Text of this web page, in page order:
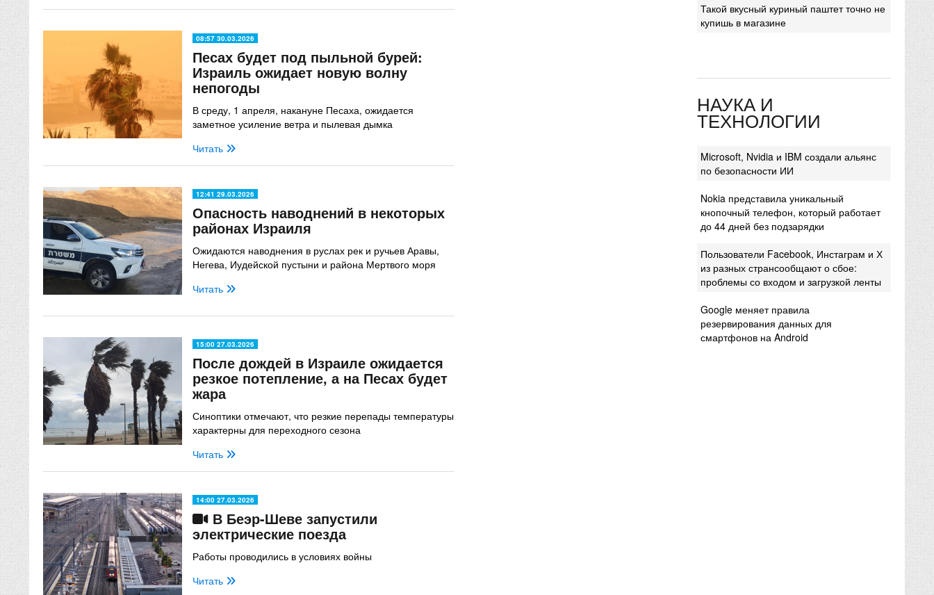
08:57 30.03.2026
Песах будет под пыльной бурей:
Израиль ожидает новую волну
непогоды
В среду, 1 апреля, накануне Песаха, ожидается
заметное усиление ветра и пылевая дымка
Читать
12:41 29.03.2026
Опасность наводнений в некоторых
районах Израиля
Ожидаются наводнения в руслах рек и ручьев Аравы,
Негева, Иудейской пустыни и района Мертвого моря
Читать
15:00 27.03.2026
После дождей в Израиле ожидается
резкое потепление, а на Песах будет
жара
Синоптики отмечают, что резкие перепады температуры
характерны для переходного сезона
Читать
14:00 27.03.2026
В Беэр-Шеве запустили
электрические поезда
Работы проводились в условиях войны
Читать
Такой вкусный куриный паштет точно не
купишь в магазине
НАУКА И
ТЕХНОЛОГИИ
Microsoft, Nvidia и IBM создали альянс
по безопасности ИИ
Nokia представила уникальный
кнопочный телефон, который работает
до 44 дней без подзарядки
Пользователи Facebook, Инстаграм и Х
из разных странсообщают о сбое:
проблемы со входом и загрузкой ленты
Google меняет правила
резервирования данных для
смартфонов на Android